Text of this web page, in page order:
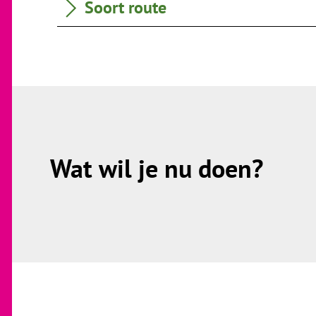
Soort route
Wat wil je nu doen?